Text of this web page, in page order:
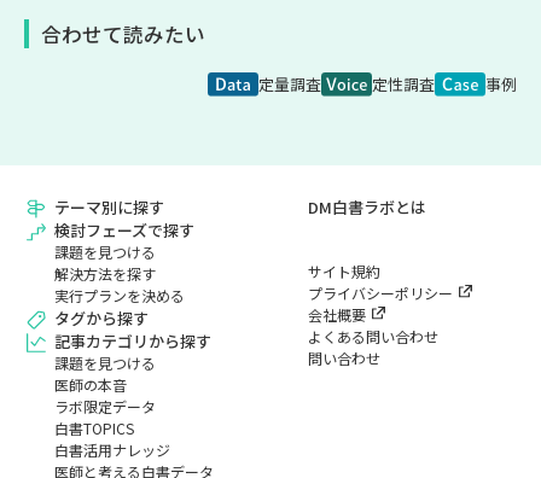
合わせて読みたい
定量調査 定性調査 事例
テーマ別に探す
検討フェーズで探す
課題を見つける
解決方法を探す
実行プランを決める
タグから探す
記事カテゴリから探す
課題を見つける
医師の本音
ラボ限定データ
白書TOPICS
白書活用ナレッジ
医師と考える白書データ
DM白書ラボとは
サイト規約
プライバシーポリシー
会社概要
よくある問い合わせ
問い合わせ